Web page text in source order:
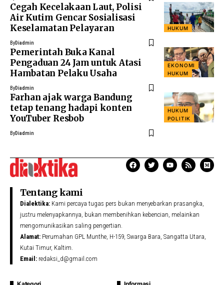
HUKUM
Cegah Kecelakaan Laut, Polisi
Air Kutim Gencar Sosialisasi
Keselamatan Pelayaran
ByDiadmin
EKONOMI
HUKUM
Pemerintah Buka Kanal
Pengaduan 24 Jam untuk Atasi
Hambatan Pelaku Usaha
ByDiadmin
HUKUM
POLITIK
Farhan ajak warga Bandung
tetap tenang hadapi konten
YouTuber Resbob
ByDiadmin
Tentang kami
Dialektika: Kami percaya tugas pers bukan menyebarkan prasangka,
justru melenyapkannya, bukan membenihkan kebencian, melainkan
mengomunikasikan saling pengertian.
Alamat: Perumahan GPL Munthe, H-159, Swarga Bara, Sangatta Utara,
Kutai Timur, Kaltim.
Email: redaksi_d@gmail.com